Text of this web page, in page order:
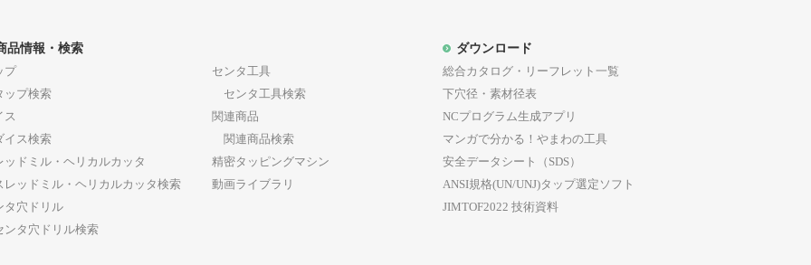
当社グループは、当社グループが必要と判断した場合、会員に対してメール等を用いて通知又
は連絡（以下「通知等」といいます。）を行うものとし、会員は予めこれを承諾したものとし
ます。
会員がメールアドレスの変更・廃止後に本サービスへの再登録手続を行わなかった場合は、最
後に当社グループに対して届け出されたメールアドレスに対して当社グループが通知等を送信
品情報・検索
プ
プ検索
ス
ス検索
ッドミル・ヘリカルカッタ
ッドミル・ヘリカルカッタ検索
タ穴ドリル
タ穴ドリル検索
センタ工具
センタ工具検索
関連商品
関連商品検索
精密タッピングマシン
動画ライブラリ
ダウンロード
総合カタログ・リーフレット一覧
下穴径・素材径表
NCプログラム生成アプリ
マンガで分かる！やまわの工具
安全データシート（SDS）
ANSI規格(UN/UNJ)タップ選定ソフト
JIMTOF2022 技術資料